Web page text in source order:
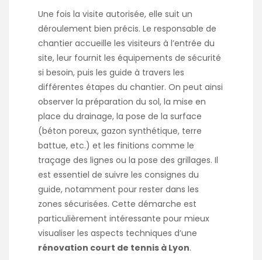
Une fois la visite autorisée, elle suit un
déroulement bien précis. Le responsable de
chantier accueille les visiteurs à l’entrée du
site, leur fournit les équipements de sécurité
si besoin, puis les guide à travers les
différentes étapes du chantier. On peut ainsi
observer la préparation du sol, la mise en
place du drainage, la pose de la surface
(béton poreux, gazon synthétique, terre
battue, etc.) et les finitions comme le
traçage des lignes ou la pose des grillages. Il
est essentiel de suivre les consignes du
guide, notamment pour rester dans les
zones sécurisées. Cette démarche est
particulièrement intéressante pour mieux
visualiser les aspects techniques d’une
rénovation court de tennis à Lyon.